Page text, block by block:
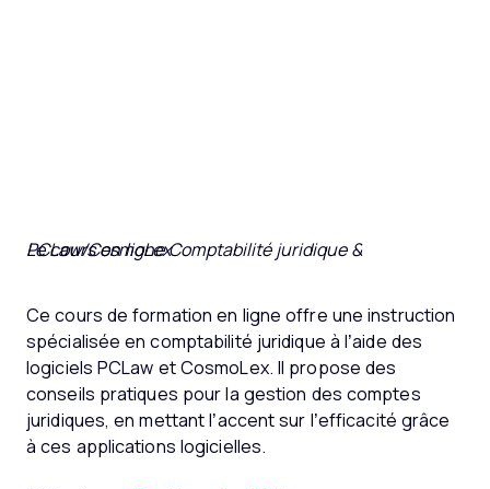
Le cours en ligne Comptabilité juridique & PCLaw/CosmoLex
Ce cours de formation en ligne offre une instruction
spécialisée en comptabilité juridique à l’aide des
logiciels PCLaw et CosmoLex. Il propose des
conseils pratiques pour la gestion des comptes
juridiques, en mettant l’accent sur l’efficacité grâce
à ces applications logicielles.